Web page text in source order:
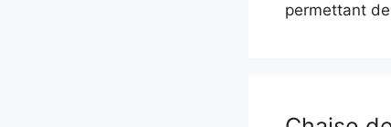
permettant